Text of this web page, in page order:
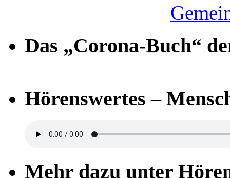
Das „Corona-Buch“
Hörenswertes –
Mehr dazu unter